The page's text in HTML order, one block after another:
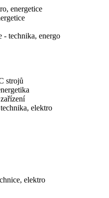
energetice
technika, energo
strojů
elektro
elektro